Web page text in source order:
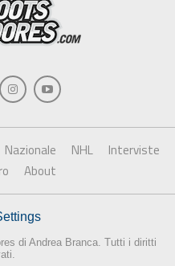
Nazionale NHL
Interviste
About
di Andrea Branca. Tutti i diritti